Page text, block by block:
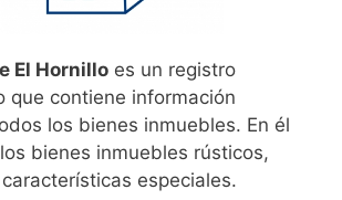
El Hornillo es un registro
que contiene información
los bienes inmuebles. En él
bienes inmuebles rústicos,
especiales.